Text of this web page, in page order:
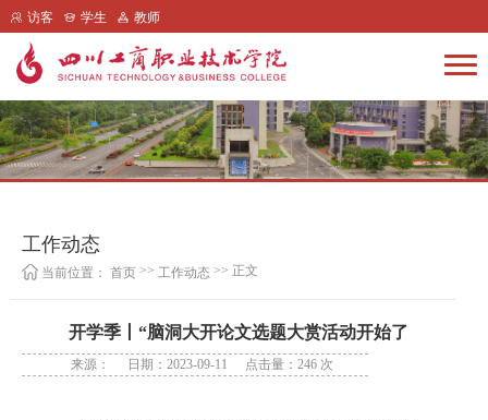
访客 学生 教师
工作动态
当前位置： 首页 >> 工作动态 >> 正文
开学季丨“脑洞大开论文选题大赏活动开始了
来源： 日期：2023-09-11 点击量： 246 次